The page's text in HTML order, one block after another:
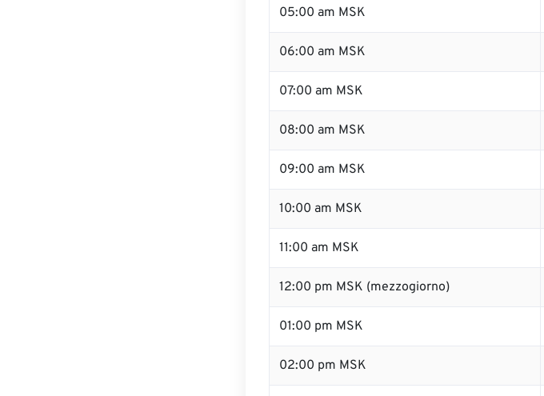
05:00 am MSK
06:00 am MSK
07:00 am MSK
08:00 am MSK
09:00 am MSK
10:00 am MSK
11:00 am MSK
12:00 pm MSK (mezzogiorno)
01:00 pm MSK
02:00 pm MSK